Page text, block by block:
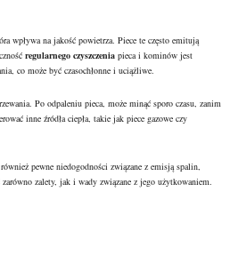
wpływa na jakość powietrza. Piece te często emitują
regularnego czyszczenia pieca i kominów jest
co może być czasochłonne i uciążliwe.
Po odpaleniu pieca, może minąć sporo czasu, zanim
inne źródła ciepła, takie jak piece gazowe czy
pewne niedogodności związane z emisją spalin,
zalety, jak i wady związane z jego użytkowaniem.